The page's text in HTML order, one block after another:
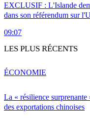
EXCLUSIF : L'Islande
dans son référendum sur
09:07
LES PLUS RÉCENTS
La « résilience
des exportations chinoises
ÉCONOMIE